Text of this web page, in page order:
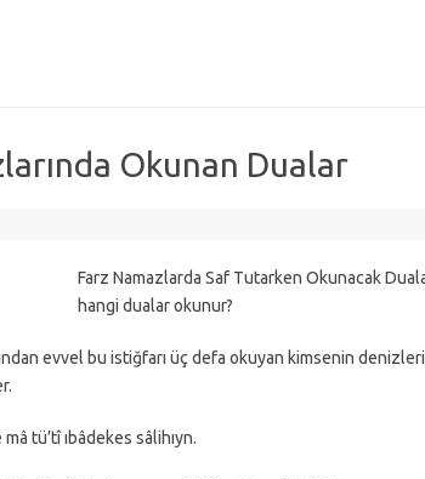
Okunan Dualar
Farz Namazlarda Saf Tutarken Okunacak
hangi dualar okunur?
evvel bu istiğfarı üç defa okuyan kimsenin
tü’tî ıbâdekes sâlihıyn.